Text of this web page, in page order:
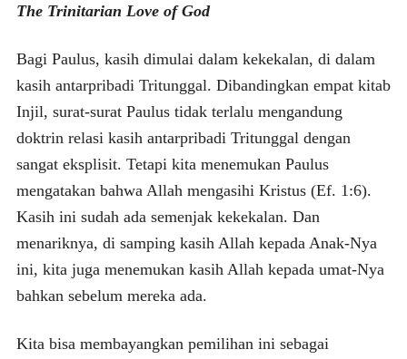
The Trinitarian Love of God
Bagi Paulus, kasih dimulai dalam kekekalan, di dalam
kasih antarpribadi Tritunggal. Dibandingkan empat kitab
Injil, surat-surat Paulus tidak terlalu mengandung
doktrin relasi kasih antarpribadi Tritunggal dengan
sangat eksplisit. Tetapi kita menemukan Paulus
mengatakan bahwa Allah mengasihi Kristus (Ef. 1:6).
Kasih ini sudah ada semenjak kekekalan. Dan
menariknya, di samping kasih Allah kepada Anak-Nya
ini, kita juga menemukan kasih Allah kepada umat-Nya
bahkan sebelum mereka ada.
Kita bisa membayangkan pemilihan ini sebagai